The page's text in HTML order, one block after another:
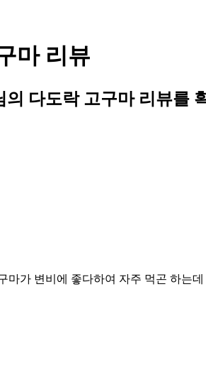
마 리뷰
다도락 고구마 리뷰를
가 변비에 좋다하여 자주 먹곤 하는